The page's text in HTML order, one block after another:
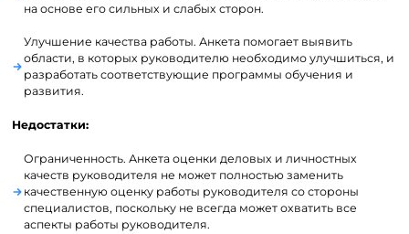
на основе его сильных и слабых сторон.
Улучшение качества работы. Анкета помогает выявить
области, в которых руководителю необходимо улучшиться, и
разработать соответствующие программы обучения и
развития.
Недостатки:
Ограниченность. Анкета оценки деловых и личностных
качеств руководителя не может полностью заменить
качественную оценку работы руководителя со стороны
специалистов, поскольку не всегда может охватить все
аспекты работы руководителя.